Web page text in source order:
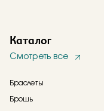
Каталог
Смотреть все
Браслеты
Брошь